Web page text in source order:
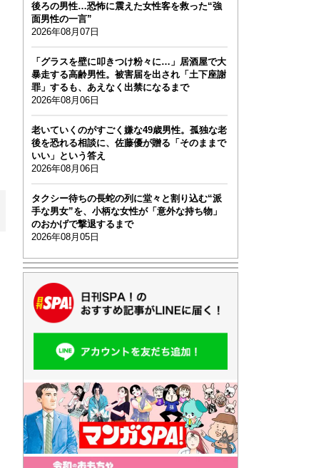
後ろの男性…恐怖に震えた女性客を救った“強
面男性の一言”
2026年08月07日
「グラスを壁に叩きつけ粉々に…」居酒屋で大
暴走する高齢男性。被害届を出され「土下座謝
罪」するも、あえなく出禁になるまで
2026年08月06日
老いていくのがすごく嫌な49歳男性。孤独な老
後を恐れる相談に、佐藤優が贈る「そのままで
いい」という答え
2026年08月06日
タクシー待ちの長蛇の列に堂々と割り込む“派
手な男女”を、小柄な女性が「意外な持ち物」
のおかげで撃退するまで
2026年08月05日